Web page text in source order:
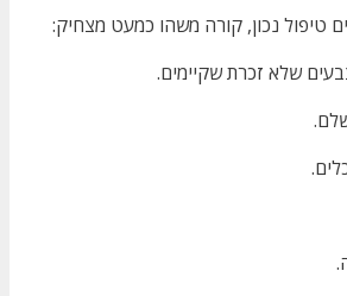
טיפול נכון, קורה משהו כמעט מצחיק:
שלא זכרת שקיימים.